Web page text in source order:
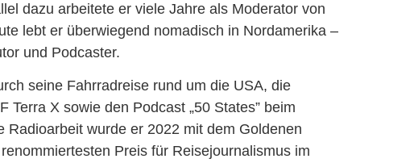
dazu arbeitete er viele Jahre als Moderator von
lebt er überwiegend nomadisch in Nordamerika –
und Podcaster.
seine Fahrradreise rund um die USA, die
Terra X sowie den Podcast „50 States” beim
Radioarbeit wurde er 2022 mit dem Goldenen
Preis für Reisejournalismus im